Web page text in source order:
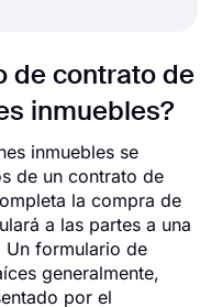
de contrato de
inmuebles?
inmuebles se
de un contrato de
la compra de
a las partes a una
Un formulario de
generalmente,
por el